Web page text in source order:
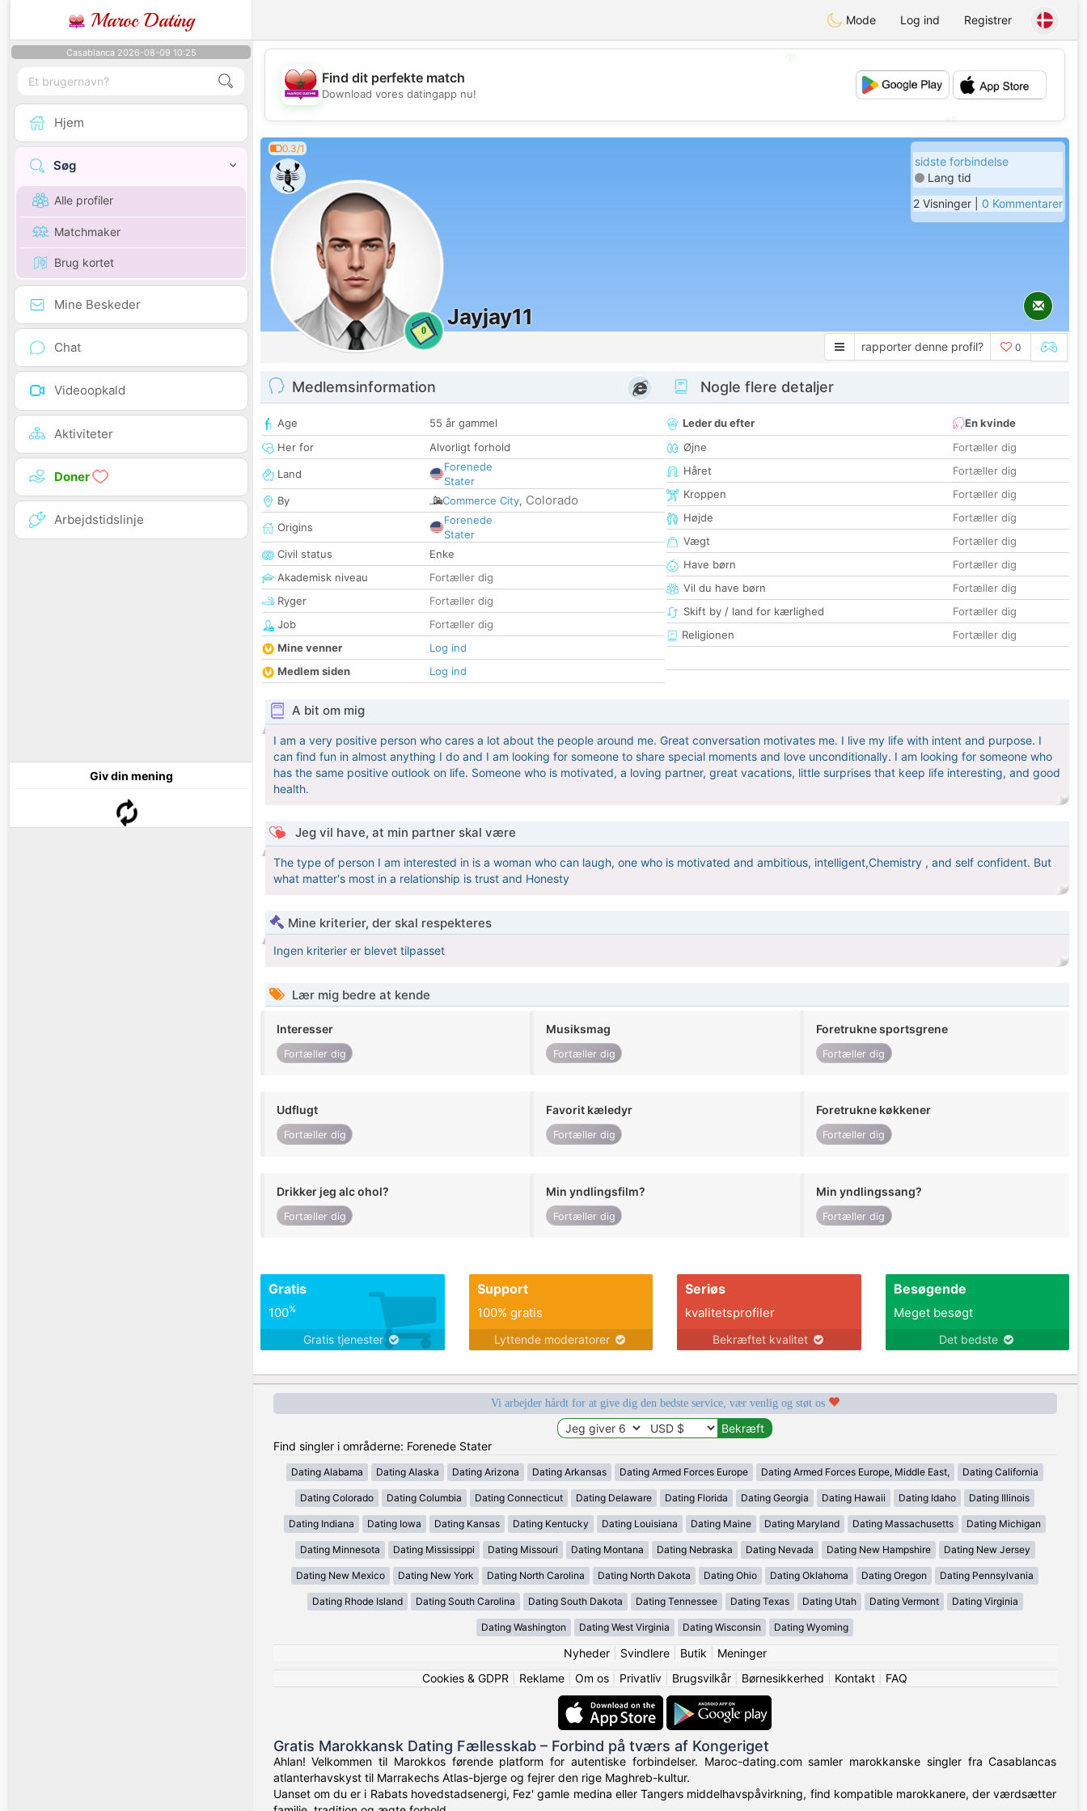
Maroc Dating Mode Log ind Registrer
Casablanca 2026-08-09 10:25
Hjem
Søg
Alle profiler
Matchmaker
Brug kortet
Mine Beskeder
Chat
Videoopkald
Aktiviteter
Doner
Arbejdstidslinje
Giv din mening
💖
💕
Find dit perfekte match
Download vores datingapp nu!
0.3/1
0
Jayjay11
sidste forbindelse
Lang tid
2 Visninger | 0 Kommentarer
rapporter denne profil? 0
Medlemsinformation
Age
55 år gammel
Her for
Alvorligt forhold
Land
Forenede
Stater
By
Commerce City, Colorado
Origins
Forenede
Stater
Civil status
Enke
Akademisk niveau
Fortæller dig
Ryger
Fortæller dig
Job
Fortæller dig
Mine venner
Log ind
Medlem siden
Log ind
Nogle flere detaljer
Leder du efter
En kvinde
Øjne
Fortæller dig
Håret
Fortæller dig
Kroppen
Fortæller dig
Højde
Fortæller dig
Vægt
Fortæller dig
Have børn
Fortæller dig
Vil du have børn
Fortæller dig
Skift by / land for kærlighed
Fortæller dig
Religionen
Fortæller dig
A bit om mig
I am a very positive person who cares a lot about the people around me. Great conversation motivates me. I live my life with intent and purpose. I
can find fun in almost anything I do and I am looking for someone to share special moments and love unconditionally. I am looking for someone who
has the same positive outlook on life. Someone who is motivated, a loving partner, great vacations, little surprises that keep life interesting, and good
health.
Jeg vil have, at min partner skal være
The type of person I am interested in is a woman who can laugh, one who is motivated and ambitious, intelligent,Chemistry , and self confident. But
what matter's most in a relationship is trust and Honesty
Mine kriterier, der skal respekteres
Ingen kriterier er blevet tilpasset
Lær mig bedre at kende
Interesser
Fortæller dig
Musiksmag
Fortæller dig
Foretrukne sportsgrene
Fortæller dig
Udflugt
Fortæller dig
Favorit kæledyr
Fortæller dig
Foretrukne køkkener
Fortæller dig
Drikker jeg alc ohol?
Fortæller dig
Min yndlingsfilm?
Fortæller dig
Min yndlingssang?
Fortæller dig
Gratis
100%
Gratis tjenester
Support
100% gratis
Lyttende moderatorer
Seriøs
kvalitetsprofiler
Bekræftet kvalitet
Besøgende
Meget besøgt
Det bedste
Vi arbejder hårdt for at give dig den bedste service, vær venlig og støt os
Find singler i områderne: Forenede Stater
Dating Alabama Dating Alaska Dating Arizona Dating Arkansas Dating Armed Forces Europe Dating Armed Forces Europe, Middle East, Dating California
Dating Colorado Dating Columbia Dating Connecticut Dating Delaware Dating Florida Dating Georgia Dating Hawaii Dating Idaho Dating Illinois
Dating Indiana Dating Iowa Dating Kansas Dating Kentucky Dating Louisiana Dating Maine Dating Maryland Dating Massachusetts Dating Michigan
Dating Minnesota Dating Mississippi Dating Missouri Dating Montana Dating Nebraska Dating Nevada Dating New Hampshire Dating New Jersey
Dating New Mexico Dating New York Dating North Carolina Dating North Dakota Dating Ohio Dating Oklahoma Dating Oregon Dating Pennsylvania
Dating Rhode Island Dating South Carolina Dating South Dakota Dating Tennessee Dating Texas Dating Utah Dating Vermont Dating Virginia
Dating Washington Dating West Virginia Dating Wisconsin Dating Wyoming
Nyheder| Svindlere| Butik
Meninger
Cookies & GDPR
Reklame Om os Privatliv Brugsvilkår Børnesikkerhed Kontakt FAQ
Gratis Marokkansk Dating Fællesskab – Forbind på tværs af Kongeriget
Ahlan! Velkommen til Marokkos førende platform for autentiske forbindelser. Maroc-dating.com samler marokkanske singler fra Casablancas
atlanterhavskyst til Marrakechs Atlas-bjerge og fejrer den rige Maghreb-kultur.
Uanset om du er i Rabats hovedstadsenergi, Fez' gamle medina eller Tangers middelhavspåvirkning, find kompatible marokkanere, der værdsætter